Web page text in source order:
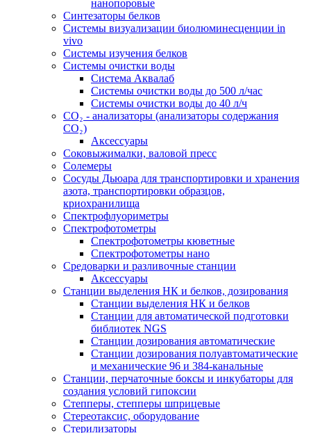
нанопоровые
Синтезаторы белков
Системы визуализации биолюминесценции in
vivo
Системы изучения белков
Системы очистки воды
Система Аквалаб
Системы очистки воды до 500 л/час
Системы очистки воды до 40 л/ч
СО₂ - анализаторы (анализаторы содержания
СО₂)
Аксессуары
Соковыжималки, валовой пресс
Солемеры
Сосуды Дьюара для транспортировки и хранения
азота, транспортировки образцов,
криохранилища
Спектрофлуориметры
Спектрофотометры
Спектрофотометры кюветные
Спектрофотометры нано
Средоварки и разливочные станции
Аксессуары
Станции выделения НК и белков, дозирования
Станции выделения НК и белков
Станции для автоматической подготовки
библиотек NGS
Станции дозирования автоматические
Станции дозирования полуавтоматические
и механические 96 и 384-канальные
Станции, перчаточные боксы и инкубаторы для
создания условий гипоксии
Степперы, степперы шприцевые
Стереотаксис, оборудование
Стерилизаторы